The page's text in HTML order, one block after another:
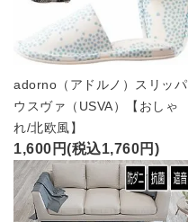
adorno（アドルノ）スリッパ
ウスヴァ（USVA）【おしゃ
れ/北欧風】
1,600円(税込1,760円)